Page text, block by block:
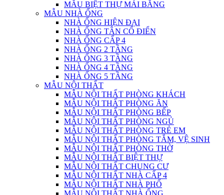
MẪU BIỆT THỰ MÁI BẰNG
MẪU NHÀ ỐNG
NHÀ ỐNG HIỆN ĐẠI
NHÀ ỐNG TÂN CỔ ĐIỂN
NHÀ ỐNG CẤP 4
NHÀ ỐNG 2 TẦNG
NHÀ ỐNG 3 TẦNG
NHÀ ỐNG 4 TẦNG
NHÀ ỐNG 5 TẦNG
MẪU NỘI THẤT
MẪU NỘI THẤT PHÒNG KHÁCH
MẪU NỘI THẤT PHÒNG ĂN
MẪU NỘI THẤT PHÒNG BẾP
MẪU NỘI THẤT PHÒNG NGỦ
MẪU NỘI THẤT PHÒNG TRẺ EM
MẪU NỘI THẤT PHÒNG TẮM, VỆ SINH
MẪU NỘI THẤT PHÒNG THỜ
MẪU NỘI THẤT BIỆT THỰ
MẪU NỘI THẤT CHUNG CƯ
MẪU NỘI THẤT NHÀ CẤP 4
MẪU NỘI THẤT NHÀ PHỐ
MẪU NỘI THẤT NHÀ ỐNG